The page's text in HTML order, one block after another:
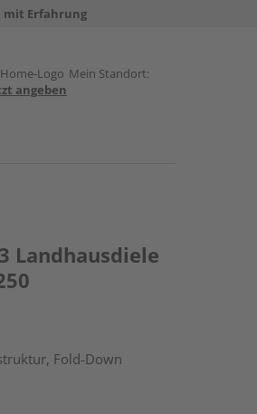
Erfahrung
Mein Standort:
angeben
Landhausdiele
Fold-Down